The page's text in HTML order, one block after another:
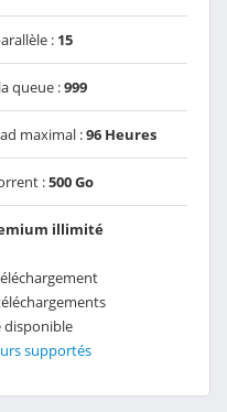
: 15
queue :999
maximal :96 Heures
:500 Go
illimité
disponible
supportés